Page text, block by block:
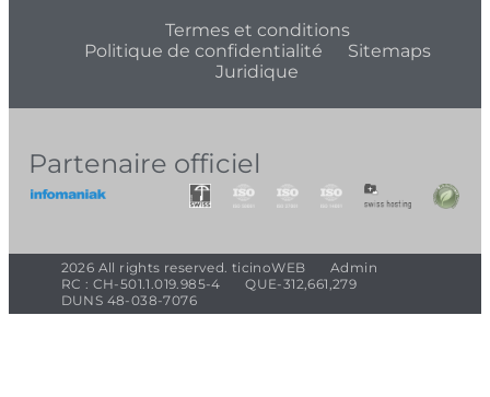
Termes et conditions
Politique de confidentialité
Sitemaps
Juridique
Partenaire officiel
2026 All rights reserved. ticinoWEB
Admin
RC : CH-501.1.019.985-4
QUE-312,661,279
DUNS 48-038-7076